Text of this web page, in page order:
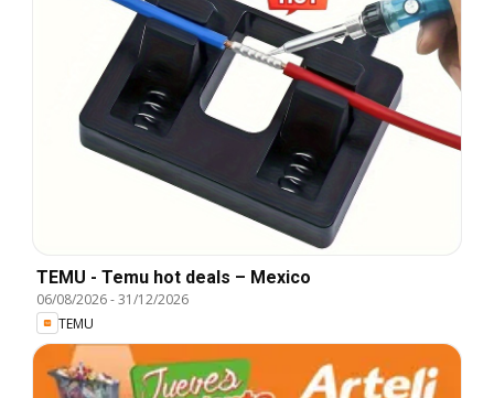
TEMU - Temu hot deals – Mexico
06/08/2026-31/12/2026
TEMU